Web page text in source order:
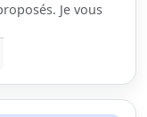
Je vous